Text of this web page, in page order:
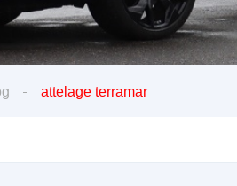
attelage terramar